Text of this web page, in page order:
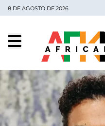
8 DE AGOSTO DE 2026